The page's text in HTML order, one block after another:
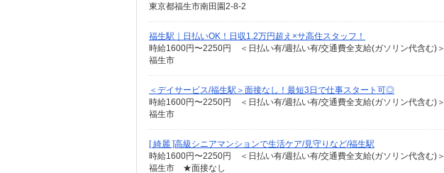
東京都福生市南田園2-8-2
福生駅｜日払いOK！日収1.2万円超え×サ高住スタッフ！
時給1600円〜2250円 ＜日払い有/週払い有/交通費全支給(ガソリン代含む)＞
福生市
＜デイサービス/福生駅＞面接なし！最短3日で仕事スタート可◎
時給1600円〜2250円 ＜日払い有/週払い有/交通費全支給(ガソリン代含む)＞
福生市
[ 綺麗 ]高級シニアマンションで生活ケア/見守りなど/福生駅
時給1600円〜2250円 ＜日払い有/週払い有/交通費全支給(ガソリン代含む)＞
福生市 ★面接なし